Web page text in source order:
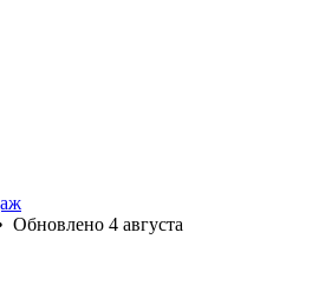
Обновлено 4 августа